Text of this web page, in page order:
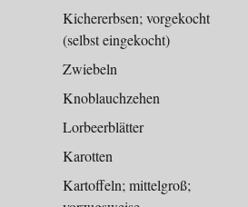
Kichererbsen; vorgekocht
(selbst eingekocht)
Zwiebeln
Knoblauchzehen
Lorbeerblätter
Karotten
Kartoffeln; mittelgroß;